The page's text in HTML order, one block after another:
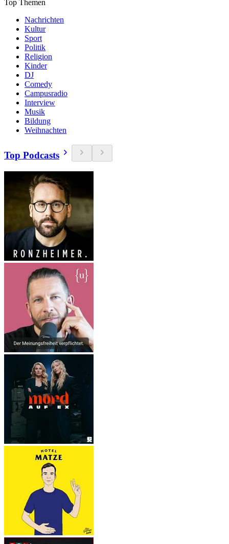
Top Themen
Nachrichten
Kultur
Sport
Politik
Religion
Kinder
DJ
Comedy
Campusradio
Interview
Musik
Bildung
Weihnachten
Top Podcasts